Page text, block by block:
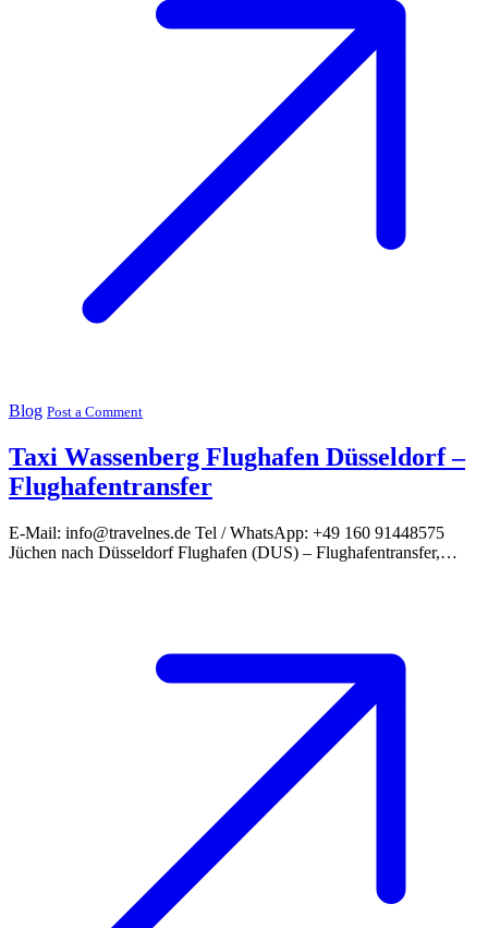
Blog Post a Comment
Taxi Wassenberg Flughafen Düsseldorf –
Flughafentransfer
E-Mail: info@travelnes.de Tel / WhatsApp: +49 160 91448575
Jüchen nach Düsseldorf Flughafen (DUS) – Flughafentransfer,…